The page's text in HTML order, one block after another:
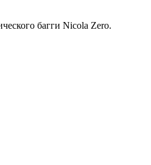
багги Nicola Zero.